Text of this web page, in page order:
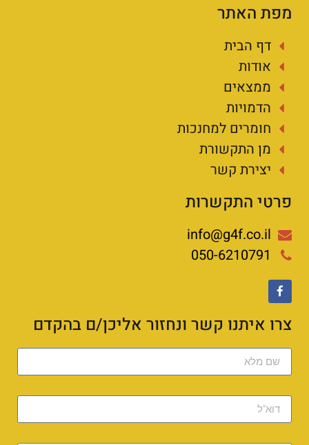
מפת האתר
דף הבית
אודות
ממצאים
הדמויות
חומרים למחנכות
מן התקשורת
יצירת קשר
פרטי התקשרות
info@g4f.co.il
050-6210791
צרו איתנו קשר ונחזור אליכן/ם בהקדם